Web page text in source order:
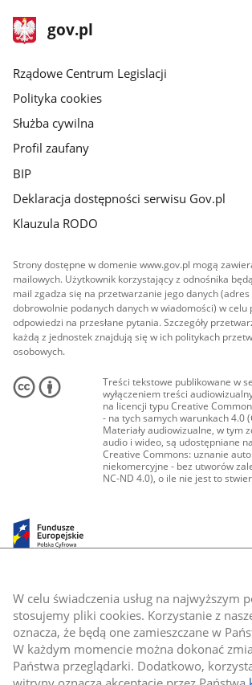
W celu świadczenia usług na najwyższym
stosujemy pliki cookies. Korzystanie z
oznacza, że będą one zamieszczane w
W każdym momencie można dokonać
Państwa przeglądarki. Dodatkowo,
stopka
gov.plStrona
gov.pl
Rządowe Centrum Legislacji
Polityka cookies
Służba cywilna
Profil zaufany
BIP
Deklaracja dostępności serwisu Gov.pl
Klauzula RODO
Strony dostępne w domenie www.gov.pl mogą
mailowych. Użytkownik korzystający z odnośnika
mail zgadza się na przetwarzanie jego danych
dobrowolnie podanych danych w wiadomości) w celu
odpowiedzi na przesłane pytania. Szczegóły
każdą z jednostek znajdują się w ich politykach
osobowych.
Treści tekstowe publikowane w
wyłączeniem treści
na licencji typu Creative
- na tych samych warunkach 4.0
Materiały audiowizualne, w tym
audio i wideo, są udostępniane
Creative Commons: uznanie
niekomercyjne - bez utworów
NC-ND 4.0), o ile nie jest to